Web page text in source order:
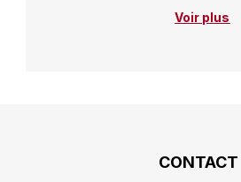
Voir plus
CONTACT